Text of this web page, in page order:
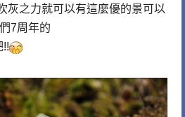
灰之力就可以有這麼優的景可以
7周年的
!!